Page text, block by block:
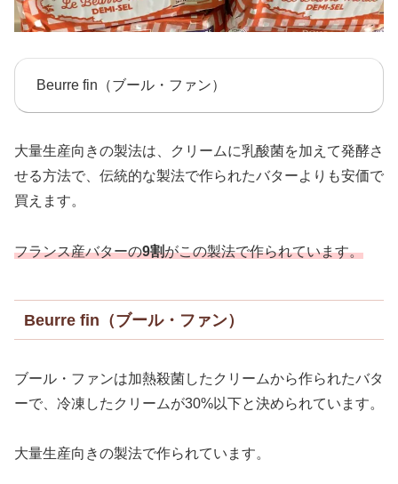
Beurre fin（ブール・ファン）
大量生産向きの製法は、クリームに乳酸菌を加えて発酵さ
せる方法で、伝統的な製法で作られたバターよりも安価で
買えます。
フランス産バターの9割がこの製法で作られています。
Beurre fin（ブール・ファン）
ブール・ファンは加熱殺菌したクリームから作られたバタ
ーで、冷凍したクリームが30%以下と決められています。
大量生産向きの製法で作られています。